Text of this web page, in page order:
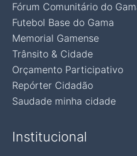
Fórum Comunitário do
Futebol Base do Gama
Memorial Gamense
Trânsito & Cidade
Orçamento Participativo
Repórter Cidadão
Saudade minha cidade
Institucional